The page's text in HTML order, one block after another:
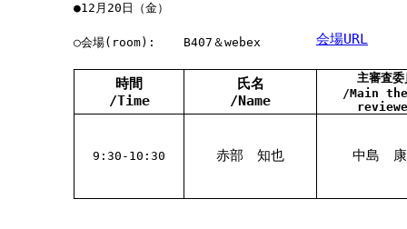
●12月20日（金）
○会場(room): B407＆webex 会場URL
時間
/Time
氏名
/Name
主審査委
/Main
9:30-10:30 赤部 知也 中島 康